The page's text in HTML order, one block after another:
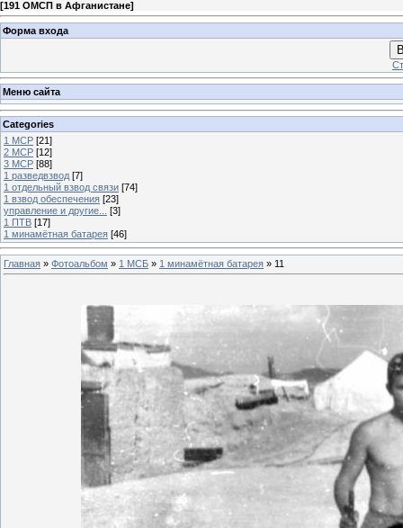
[191 ОМСП в Афганистане]
Форма входа
Меню сайта
Categories
1 МСР [21]
2 МСР [12]
3 МСР [88]
1 разведвзвод [7]
1 отдельный взвод связи [74]
1 взвод обеспечения [23]
управление и другие...
[3]
1 ПТВ [17]
1 минамётная батарея [46]
Главная » Фотоальбом » 1 МСБ » 1 минамётная батарея » 11